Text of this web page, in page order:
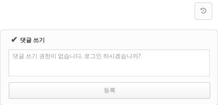
✔ 댓글 쓰기
댓글 쓰기 권한이 없습니다. 로그인 하시겠습니까?